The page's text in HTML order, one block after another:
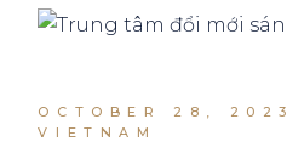
OCTOBER 28, 2023
VIETNAM